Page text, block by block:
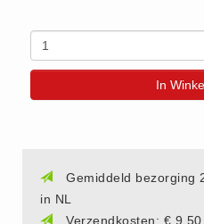
Winkel
(20)
AED apparaten (11)
AED
AED apparaten (11)
In
Gemiddeld bezorging
in NL
Verzendkosten: € 9,50